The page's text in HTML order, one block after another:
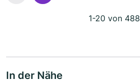
1-20 von 488
In der Nähe